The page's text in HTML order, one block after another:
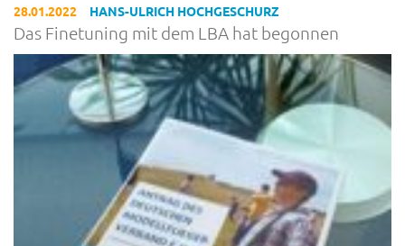
28.01.2022 HANS-ULRICH HOCHGESCHURZ
Das Finetuning mit dem LBA hat begonnen